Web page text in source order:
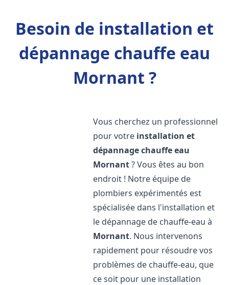
Besoin de installation et
dépannage chauffe eau
Mornant ?
Vous cherchez un professionnel
pour votre installation et
dépannage chauffe eau
Mornant? Vous êtes au bon
endroit ! Notre équipe de
plombiers expérimentés est
spécialisée dans l'installation et
le dépannage de chauffe-eau à
Mornant. Nous intervenons
rapidement pour résoudre vos
problèmes de chauffe-eau, que
ce soit pour une installation